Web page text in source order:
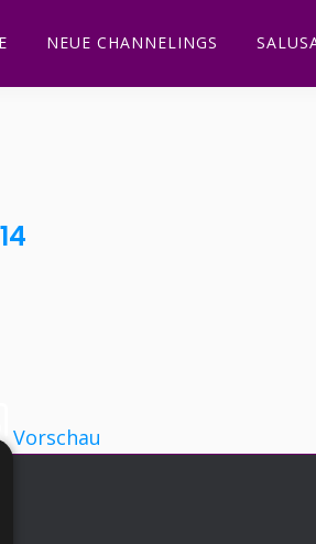
NEUE CHANNELINGS
Vorschau